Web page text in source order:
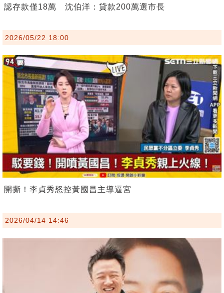
認存款僅18萬 沈伯洋：貸款200萬選市長
2026/05/22 18:00
開撕！李貞秀怒控黃國昌主導逼宮
2026/04/14 14:46